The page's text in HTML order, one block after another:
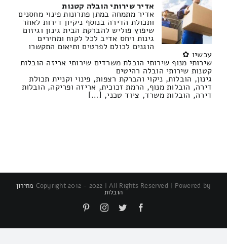
אדיר שירותי הובלה קטנות
אדיר מתמחה במתן פתרונות פינוי מחסנים
ותכולת הדירה בנוסף ניקיון דירות לאחר
שיפוץ פוליש להברקת הבית גינון וגיזום
גינות ויחס אדיב לכל לקוח ומחירים
הוגנים לכולם לפרטים ותיאום התקשרו
עכשיו ✿
שירותי מנוף שירותי הובלת משרדים שירותי אריזה הובלות
קטנות שירותי הובלה רהיטים
גינון, הובלות, ניקוי והברקת רצפות, פינוי וקניית תכולת
דירה, הובלות מנוף, הרמת זכוכית, אריזה ופריקה, הובלות
דירה, הובלות משרד, ציוד טכני, […]
Copyright 2012 - 2022 | All Rights Reserved | Powered by מחירון
הובלות
Facebook
Twitter
Instagram